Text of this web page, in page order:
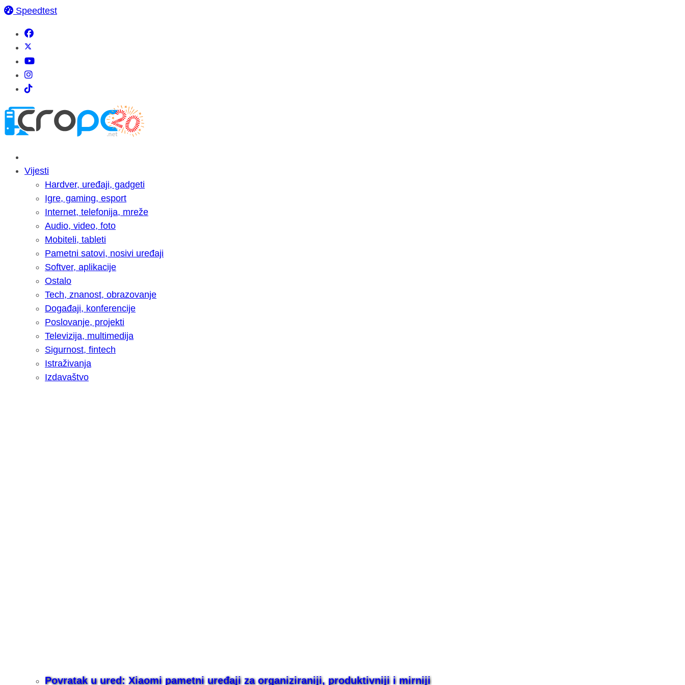
Speedtest
Vijesti
Hardver, uređaji, gadgeti
Igre, gaming, esport
Internet, telefonija, mreže
Audio, video, foto
Mobiteli, tableti
Pametni satovi, nosivi uređaji
Softver, aplikacije
Ostalo
Tech, znanost, obrazovanje
Događaji, konferencije
Poslovanje, projekti
Televizija, multimedija
Sigurnost, fintech
Istraživanja
Izdavaštvo
Povratak u ured: Xiaomi pametni uređaji za organiziraniji, produktivniji i mirniji